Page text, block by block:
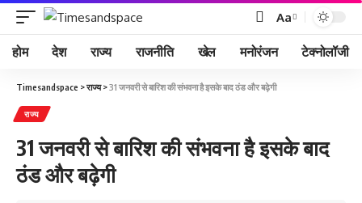
Aa
होम देश राज्य राजनीति खेल मनोरंजन टेक्नोलॉजी
Timesandspace >राज्य>31 जनवरी से बारिश की संभवना है इसके बाद ठंड और बढ़ेगी
राज्य
31 जनवरी से बारिश की संभवना है इसके बाद
ठंड और बढ़ेगी